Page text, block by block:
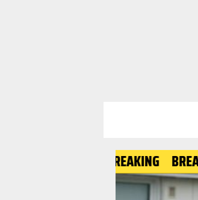
BREAKING BREAKING